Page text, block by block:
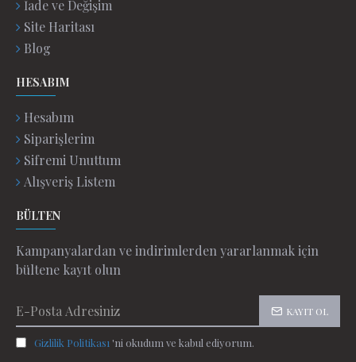
İade ve Değişim
Site Haritası
Blog
HESABIM
Hesabım
Siparişlerim
Sifremi Unuttum
Alışveriş Listem
BÜLTEN
Kampanyalardan ve indirimlerden yararlanmak için
bültene kayıt olun
KAYIT OL
Gizlilik Politikası 'ni okudum ve kabul ediyorum.